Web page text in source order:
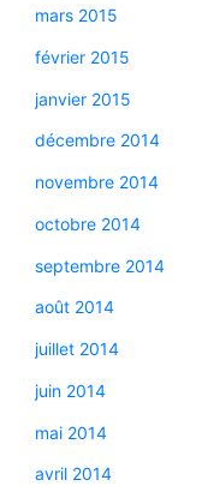
mars 2015
février 2015
janvier 2015
décembre 2014
novembre 2014
octobre 2014
septembre 2014
août 2014
juillet 2014
juin 2014
mai 2014
avril 2014